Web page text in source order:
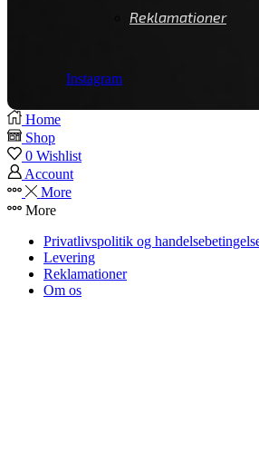
Reklamationer
Instagram
Home
Shop
0 Wishlist
Account
More
More
Privatlivspolitik og
Levering
Reklamationer
Om os